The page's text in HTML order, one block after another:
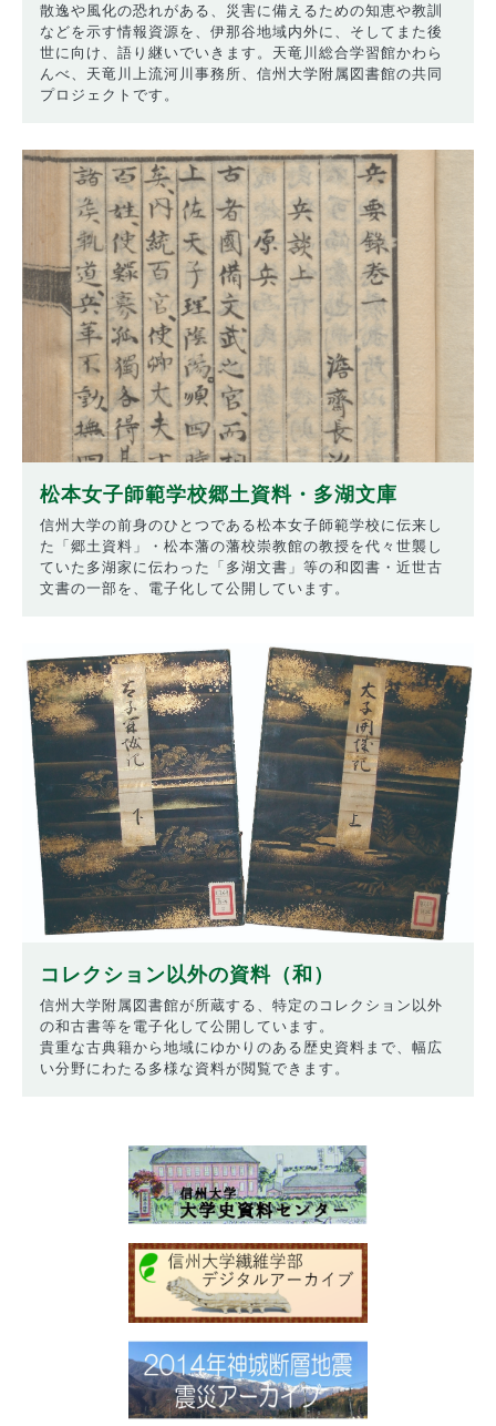
散逸や風化の恐れがある、災害に備えるための知恵や教訓
などを示す情報資源を、伊那谷地域内外に、そしてまた後
世に向け、語り継いでいきます。天竜川総合学習館かわら
んべ、天竜川上流河川事務所、信州大学附属図書館の共同
プロジェクトです。
松本女子師範学校郷土資料・多湖文庫
信州大学の前身のひとつである松本女子師範学校に伝来し
た「郷土資料」・松本藩の藩校崇教館の教授を代々世襲し
ていた多湖家に伝わった「多湖文書」等の和図書・近世古
文書の一部を、電子化して公開しています。
コレクション以外の資料（和）
信州大学附属図書館が所蔵する、特定のコレクション以外
の和古書等を電子化して公開しています。
貴重な古典籍から地域にゆかりのある歴史資料まで、幅広
い分野にわたる多様な資料が閲覧できます。